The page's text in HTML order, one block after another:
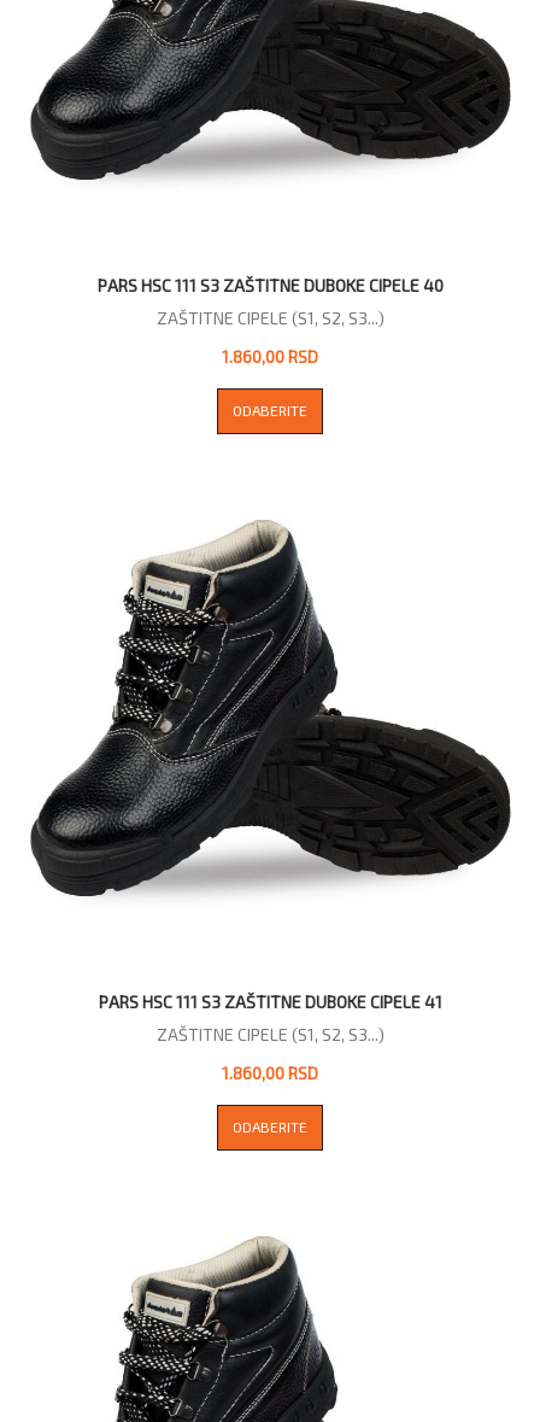
PARS HSC 111 S3 ZAŠTITNE DUBOKE CIPELE 40
ZAŠTITNE CIPELE (S1, S2, S3...)
1.860,00 RSD
ODABERITE
PARS HSC 111 S3 ZAŠTITNE DUBOKE CIPELE 41
ZAŠTITNE CIPELE (S1, S2, S3...)
1.860,00 RSD
ODABERITE